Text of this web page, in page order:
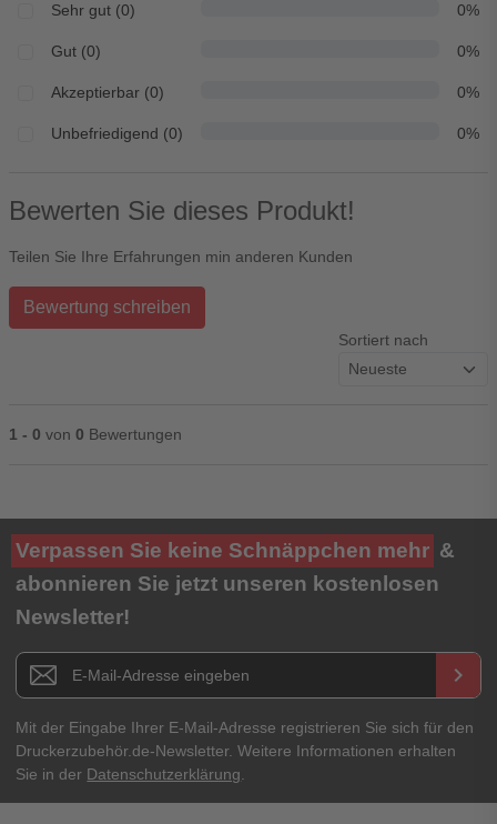
Sehr gut (0) 0%
Gut (0) 0%
Akzeptierbar (0) 0%
Unbefriedigend (0) 0%
Bewerten Sie dieses Produkt!
Teilen Sie Ihre Erfahrungen min anderen Kunden
Bewertung schreiben
Sortiert nach
1 - 0 von 0 Bewertungen
Ihre Bewertung**
★★★★★
Titel**
E-Mail-Adresse
Ihr Passwort
Verpassen Sie keine Schnäppchen mehr &
abonnieren Sie jetzt unseren kostenlosen
Newsletter!
Newsletter E-Mail Adresse keyboard_arrow_right
Mit der Eingabe Ihrer E-Mail-Adresse registrieren Sie sich für den
Druckerzubehör.de-Newsletter. Weitere Informationen erhalten
Sie in der Datenschutzerklärung.